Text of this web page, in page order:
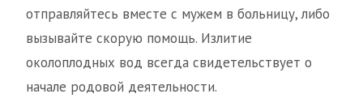
отправляйтесь вместе с мужем в больницу, либо
вызывайте скорую помощь. Излитие
околоплодных вод всегда свидетельствует о
начале родовой деятельности.